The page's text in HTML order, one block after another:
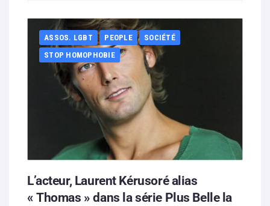
ASSOS. LGBT PEOPLE
SOCIÉTÉ
STOP HOMOPHOBIE
L’acteur, Laurent Kérusoré alias
« Thomas » dans la série Plus Belle la